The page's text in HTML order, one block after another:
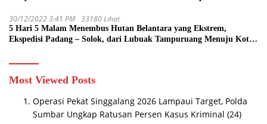
30/12/2022 3:41 PM 33180 Lihat
5 Hari 5 Malam Menembus Hutan Belantara yang Ekstrem,
Ekspedisi Padang – Solok, dari Lubuak Tampuruang Menuju Koto
Most Viewed Posts
Operasi Pekat Singgalang 2026 Lampaui Target, Polda
Sumbar Ungkap Ratusan Persen Kasus Kriminal (24)